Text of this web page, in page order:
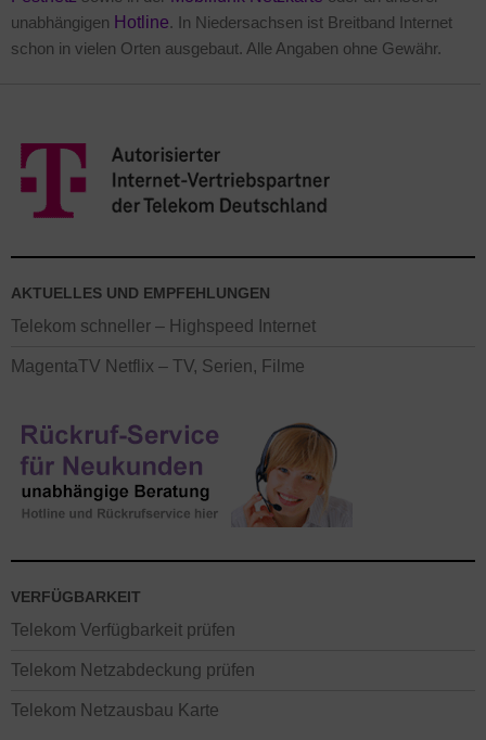
unabhängigen Hotline. In Niedersachsen ist Breitband Internet
schon in vielen Orten ausgebaut. Alle Angaben ohne Gewähr.
AKTUELLES UND EMPFEHLUNGEN
Telekom schneller – Highspeed Internet
MagentaTV Netflix – TV, Serien, Filme
VERFÜGBARKEIT
Telekom Verfügbarkeit prüfen
Telekom Netzabdeckung prüfen
Telekom Netzausbau Karte